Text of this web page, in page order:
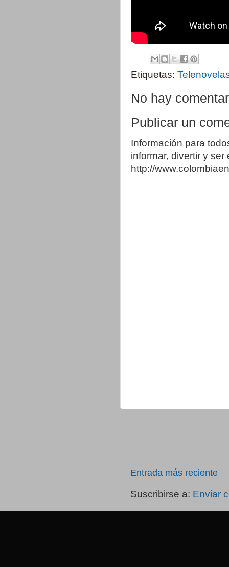
Etiquetas:
No hay
Publicar un
Información para
informar, divertir y
http://
Entrada más reciente
Suscribirse a: Enviar